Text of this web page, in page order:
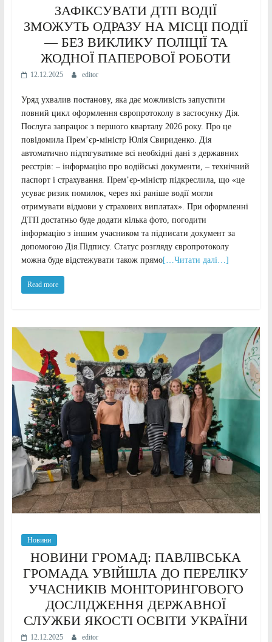
ЗАФІКСУВАТИ ДТП ВОДІЇ
ЗМОЖУТЬ ОДРАЗУ НА МІСЦІ ПОДІЇ
— БЕЗ ВИКЛИКУ ПОЛІЦІЇ ТА
ЖОДНОЇ ПАПЕРОВОЇ РОБОТИ
12.12.2025 editor
Уряд ухвалив постанову, яка дає можливість запустити
повний цикл оформлення європротоколу в застосунку Дія.
Послуга запрацює з першого кварталу 2026 року. Про це
повідомила Прем’єр-міністр Юлія Свириденко. Дія
автоматично підтягуватиме всі необхідні дані з державних
реєстрів: – інформацію про водійські документи, – технічний
паспорт і страхування. Прем’єр-міністр підкреслила, що «це
усуває ризик помилок, через які раніше водії могли
отримувати відмови у страхових виплатах». При оформленні
ДТП достатньо буде додати кілька фото, погодити
інформацію з іншим учасником та підписати документ за
допомогою Дія.Підпису. Статус розгляду європротоколу
можна буде відстежувати також прямо[…Читати далі…]
Read more
Новини
НОВИНИ ГРОМАД: ПАВЛІВСЬКА
ГРОМАДА УВІЙШЛА ДО ПЕРЕЛІКУ
УЧАСНИКІВ МОНІТОРИНГОВОГО
ДОСЛІДЖЕННЯ ДЕРЖАВНОЇ
СЛУЖБИ ЯКОСТІ ОСВІТИ УКРАЇНИ
12.12.2025 editor